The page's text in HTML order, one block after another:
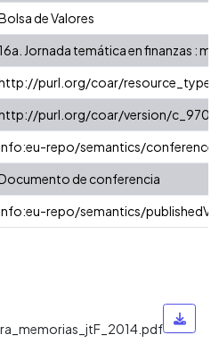
de Valores
Jornada temática en finanzas :
purl.org/coar/
purl.org/coar/version/
repo/semantics/
de conferencia
repo/semantics/